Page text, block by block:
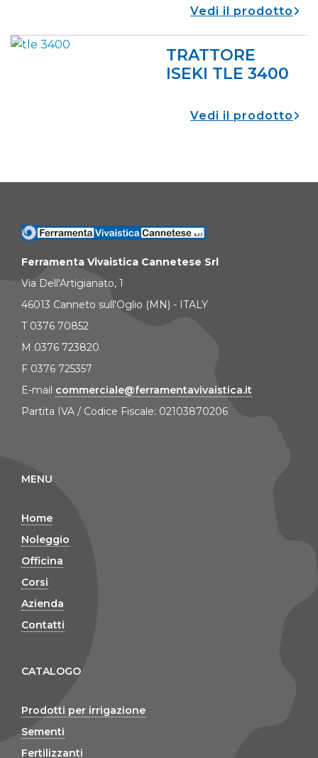
vedi il prodotto
TRATTORE
ISEKI TLE 3400
vedi il prodotto
Ferramenta Vivaistica Cannetese Srl
Via Dell'Artigianato, 1
46013 Canneto sull'Oglio (MN) - ITALY
T 0376 70852
M 0376 723820
F 0376 725357
E-mail commerciale@ferramentavivaistica.it
Partita IVA / Codice Fiscale: 02103870206
MENU
Home
Noleggio
Officina
Corsi
Azienda
Contatti
CATALOGO
Prodotti per irrigazione
Sementi
Fertilizzanti